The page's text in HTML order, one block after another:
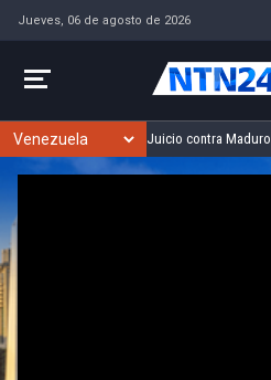
Jueves, 06 de agosto de 2026
Juicio contra Maduro